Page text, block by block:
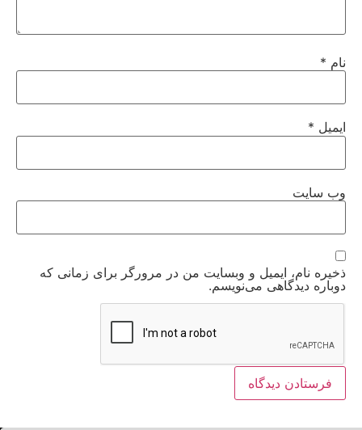
نام *
ایمیل *
وب‌ سایت
ذخیره نام، ایمیل و وبسایت من در مرورگر برای زمانی که
دوباره دیدگاهی می‌نویسم.